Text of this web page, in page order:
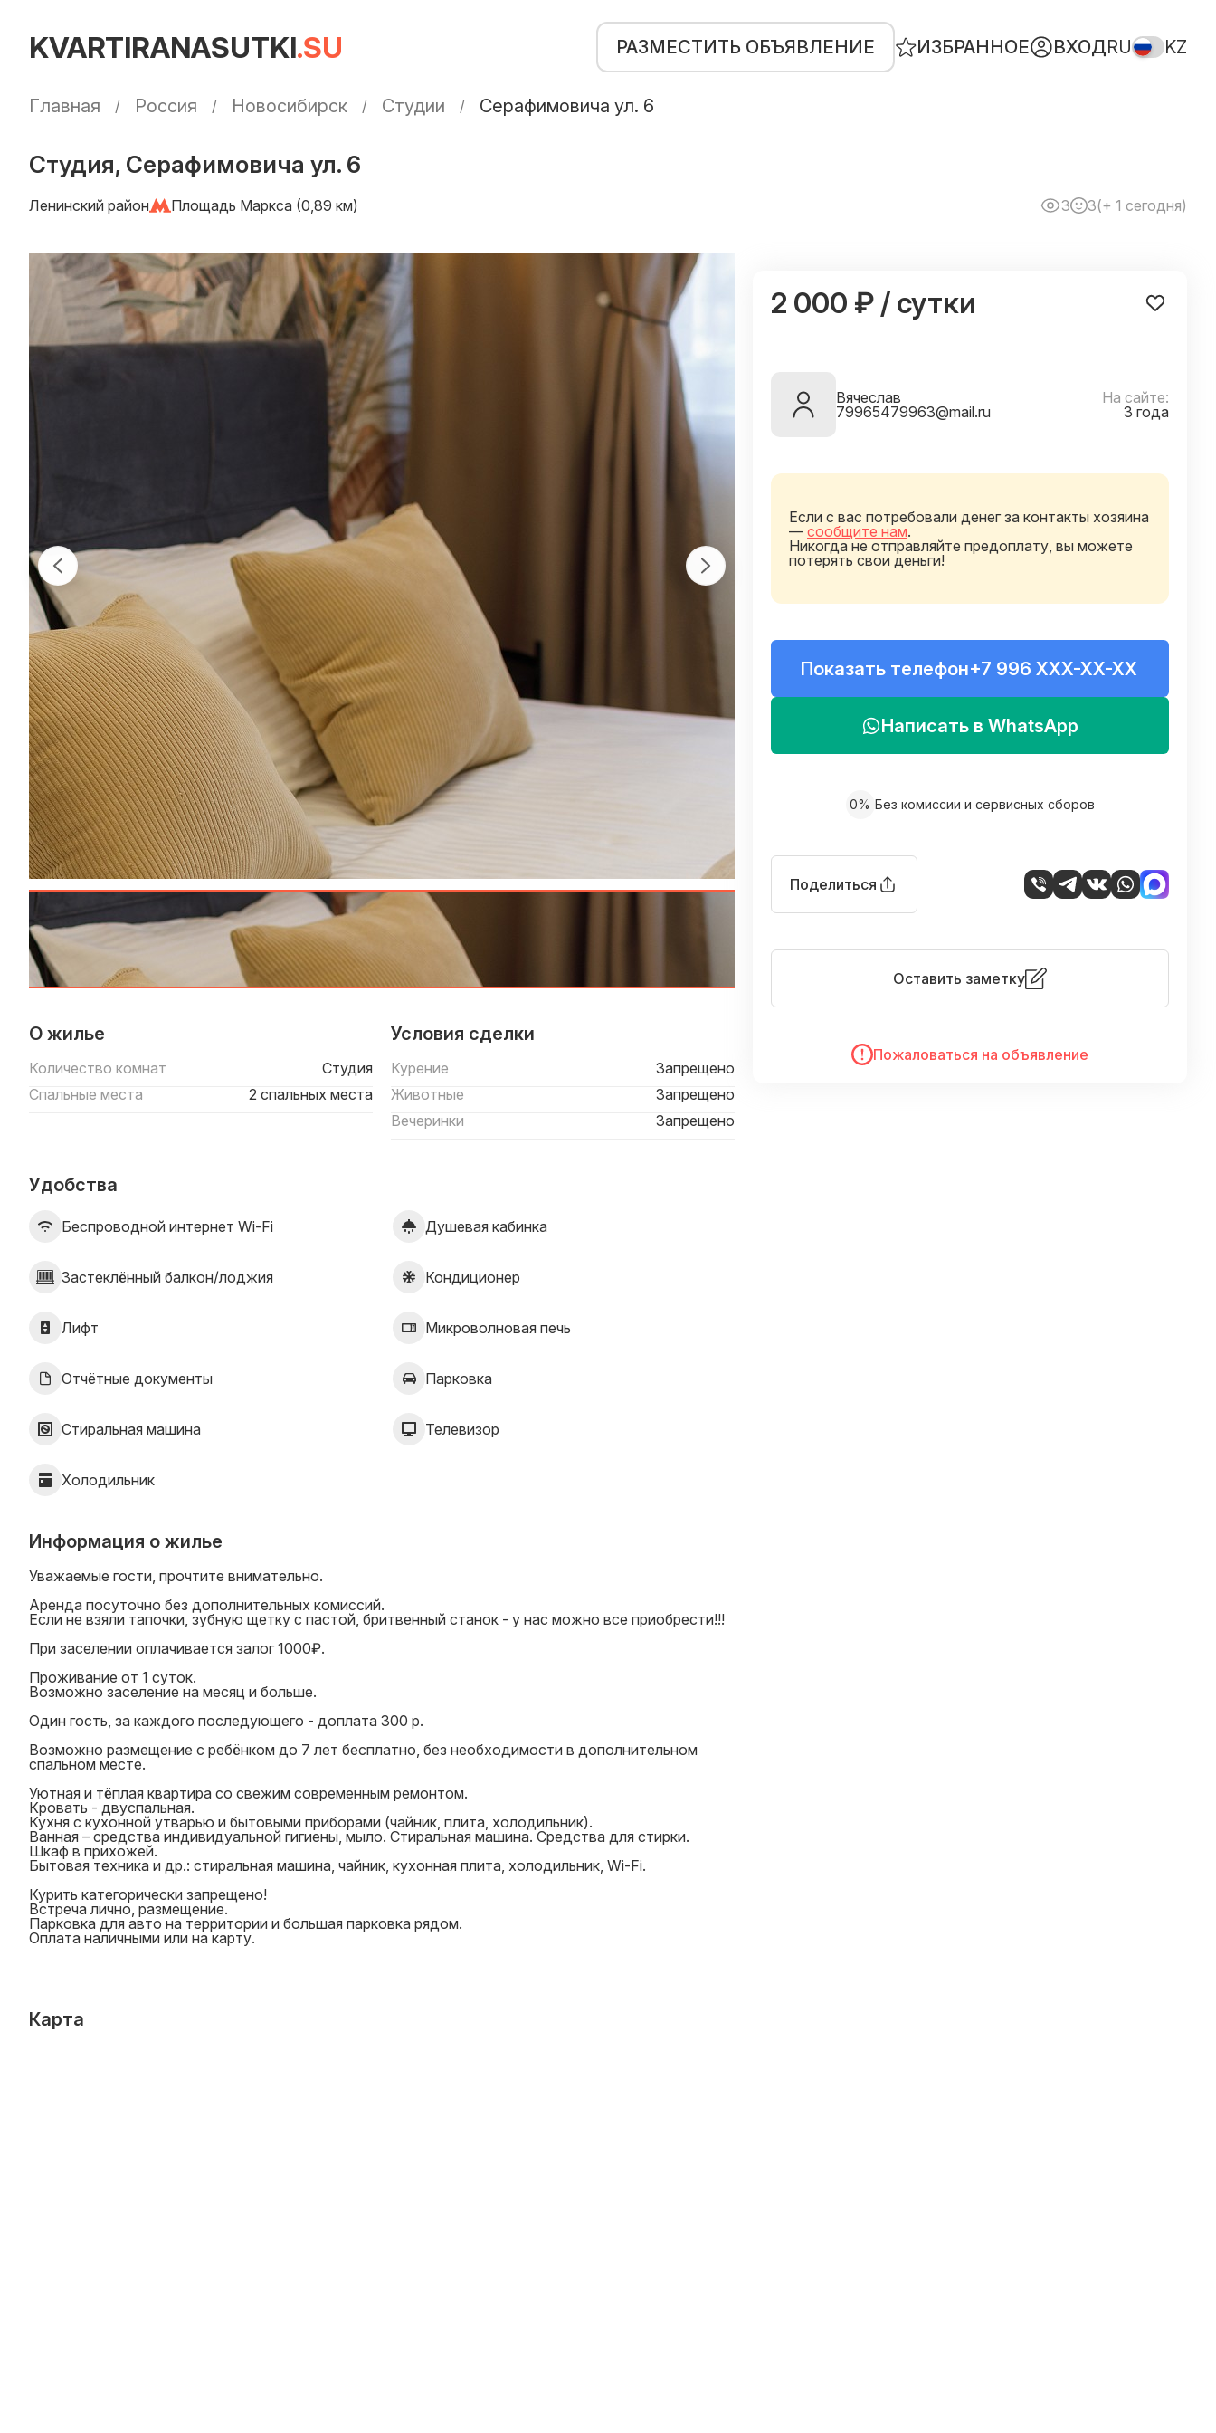
KVARTIRANASUTKI.SU РАЗМЕСТИТЬ ОБЪЯВЛЕНИЕ ИЗБРАННОЕ ВХОДRU KZ
Главная Россия Новосибирск Студии Серафимовича ул. 6
Студия, Серафимовича ул. 6
Ленинский район Площадь Маркса (0,89 км) 3 3(+ 1 сегодня)
О жилье
Количество комнат
Студия
Спальные места
2 спальных места
Условия сделки
Курение
Запрещено
Животные
Запрещено
Вечеринки
Запрещено
Удобства
Беспроводной интернет Wi-Fi Душевая кабинка
Застеклённый балкон/лоджия Кондиционер
Лифт Микроволновая печь
Отчётные документы Парковка
Стиральная машина Телевизор
Холодильник
Информация о жилье
Уважаемые гости, прочтите внимательно.
Аренда посуточно без дополнительных комиссий.
Если не взяли тапочки, зубную щетку с пастой, бритвенный станок - у нас можно все приобрести!!!
При заселении оплачивается залог 1000₽.
Проживание от 1 суток.
Возможно заселение на месяц и больше.
Один гость, за каждого последующего - доплата 300 р.
Возможно размещение с ребёнком до 7 лет бесплатно, без необходимости в дополнительном
спальном месте.
Уютная и тёплая квартира со свежим современным ремонтом.
Кровать - двуспальная.
Кухня с кухонной утварью и бытовыми приборами (чайник, плита, холодильник).
Ванная – средства индивидуальной гигиены, мыло. Стиральная машина. Средства для стирки.
Шкаф в прихожей.
Бытовая техника и др.: стиральная машина, чайник, кухонная плита, холодильник, Wi-Fi.
Курить категорически запрещено!
Встреча лично, размещение.
Парковка для авто на территории и большая парковка рядом.
Оплата наличными или на карту.
Карта
2 000 ₽ / сутки
Вячеслав
79965479963@mail.ru
На сайте:
3 года
Если с вас потребовали денег за контакты хозяина
— сообщите нам.
Никогда не отправляйте предоплату, вы можете
потерять свои деньги!
Показать телефон+7 996 XXX-XX-XX
Написать в WhatsApp
0% Без комиссии и сервисных сборов
Поделиться
Оставить заметку
Пожаловаться на объявление